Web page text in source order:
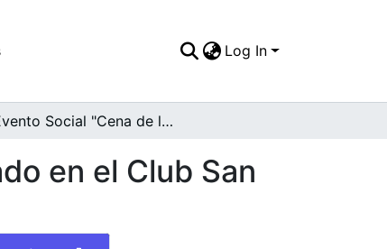
Log In
Evento Social "Cena de la Confraternidad" Realizado en el Club San Fernando
en el Club San